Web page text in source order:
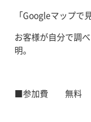
「Googleマップで
お客様が自分で調
明。
■参加費 無料